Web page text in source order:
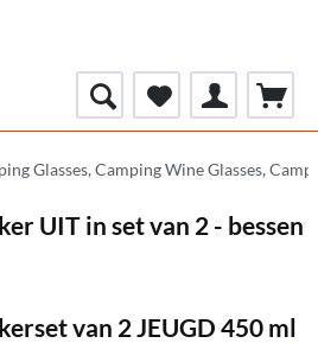
Glasses, Camping Wine Glasses,
UIT in set van 2 - bessen
van 2 JEUGD 450 ml